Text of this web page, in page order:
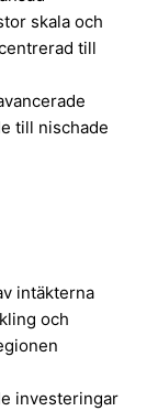
skala och
till
till nischade
intäkterna
och
investeringar